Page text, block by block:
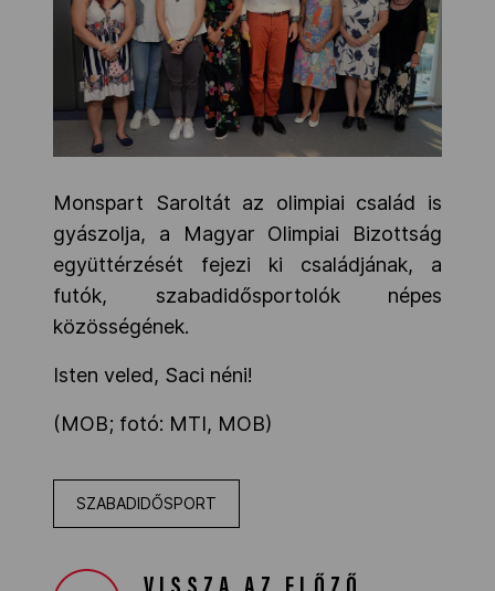
Monspart Saroltát az olimpiai család is
gyászolja, a Magyar Olimpiai Bizottság
együttérzését fejezi ki családjának, a
futók, szabadidősportolók népes
közösségének.
Isten veled, Saci néni!
(MOB; fotó: MTI, MOB)
SZABADIDŐSPORT